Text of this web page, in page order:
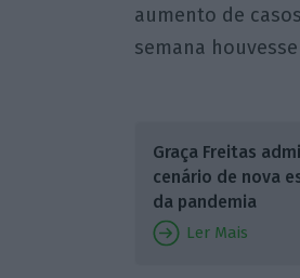
aumento de
semana
Graça Freitas
cenário de nova
da pandemia
Ler Mais